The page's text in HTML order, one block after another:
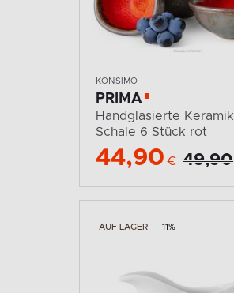
KONSIMO
PRIMA
Handglasierte
Schale 6 Stück rot
44,90 € 49,90
AUF LAGER -11%